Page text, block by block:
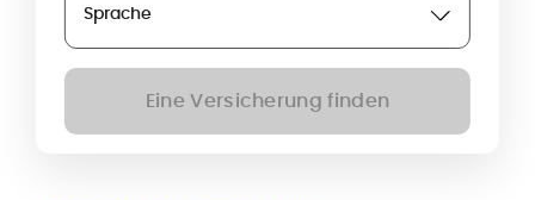
Sprache
Eine Versicherung finden